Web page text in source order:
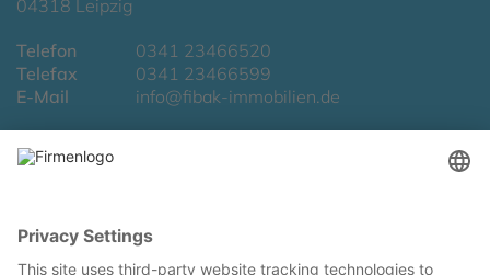
04318 Leipzig
Telefon
0341 23466520
Telefax
0341 23466599
E-Mail
info@fibak-immobilien.de
LAGE & ROUTENPLANUNG